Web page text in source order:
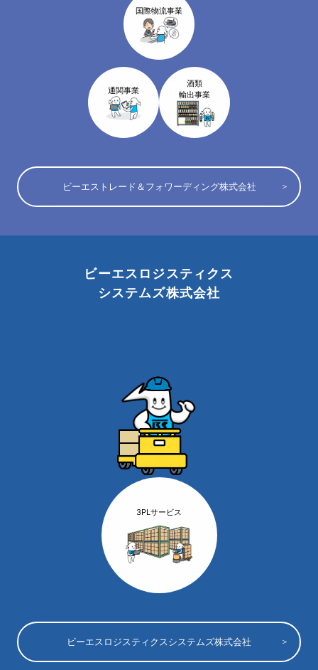
国際物流事業
通関事業
酒類
輸出事業
ビーエストレード＆フォワーディング株式会社
ビーエスロジスティクス
システムズ株式会社
3PLサービス
ビーエスロジスティクスシステムズ株式会社